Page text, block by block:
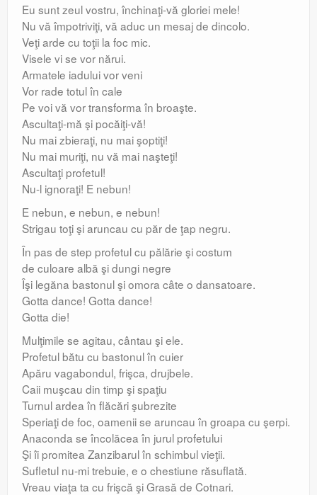
Eu sunt zeul vostru, închinaţi-vă gloriei mele!
Nu vă împotriviţi, vă aduc un mesaj de dincolo.
Veţi arde cu toţii la foc mic.
Visele vi se vor nărui.
Armatele iadului vor veni
Vor rade totul în cale
Pe voi vă vor transforma în broaşte.
Ascultaţi-mă şi pocăiţi-vă!
Nu mai zbieraţi, nu mai şoptiţi!
Nu mai muriţi, nu vă mai naşteţi!
Ascultaţi profetul!
Nu-l ignoraţi! E nebun!
E nebun, e nebun, e nebun!
Strigau toţi şi aruncau cu păr de ţap negru.
În pas de step profetul cu pălărie şi costum
de culoare albă şi dungi negre
Îşi legăna bastonul şi omora câte o dansatoare.
Gotta dance! Gotta dance!
Gotta die!
Mulţimile se agitau, cântau şi ele.
Profetul bătu cu bastonul în cuier
Apăru vagabondul, frişca, drujbele.
Caii muşcau din timp şi spaţiu
Turnul ardea în flăcări şubrezite
Speriaţi de foc, oamenii se aruncau în groapa cu şerpi.
Anaconda se încolăcea în jurul profetului
Şi îi promitea Zanzibarul în schimbul vieţii.
Sufletul nu-mi trebuie, e o chestiune răsuflată.
Vreau viaţa ta cu frişcă şi Grasă de Cotnari.